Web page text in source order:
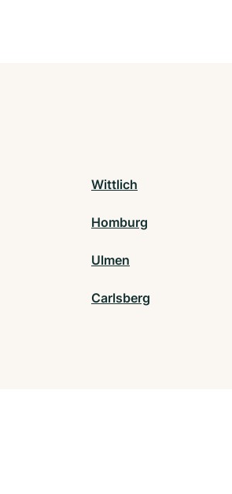
Wittlich
Homburg
Ulmen
Carlsberg